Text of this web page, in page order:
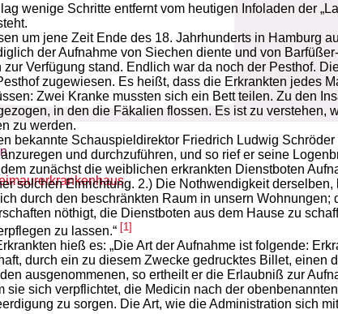
wenige Schritte entfernt vom heutigen Infoladen der
um jene Zeit Ende des 18. Jahrhunderts in Hamburg
der Aufnahme von Siechen diente und von
Verfügung stand. Endlich war da noch der Pesthof.
zugewiesen. Es heißt, dass die Erkrankten jedes
Zwei Kranke mussten sich ein Bett teilen. Zu den
in den die Fäkalien flossen. Es ist zu
zu werden.
bekannte Schauspieldirektor Friedrich Ludwig
und durchzuführen, und so rief er seine
zunächst die weiblichen erkrankten Dienstboten
solchen Einrichtung. 2.) Die Nothwendigkeit
durch den beschränkten Raum in unsern
nöthigt, die Dienstboten aus dem Hause zu
zu lassen.“ [1]
hieß es: „Die Art der Aufnahme ist folgende:
durch ein zu diesem Zwecke gedrucktes Billet,
ausgenommenen, so ertheilt er die Erlaubniß zur
sie sich verpflichtet, die Medicin nach der
zu sorgen. Die Art, wie die Administration sich